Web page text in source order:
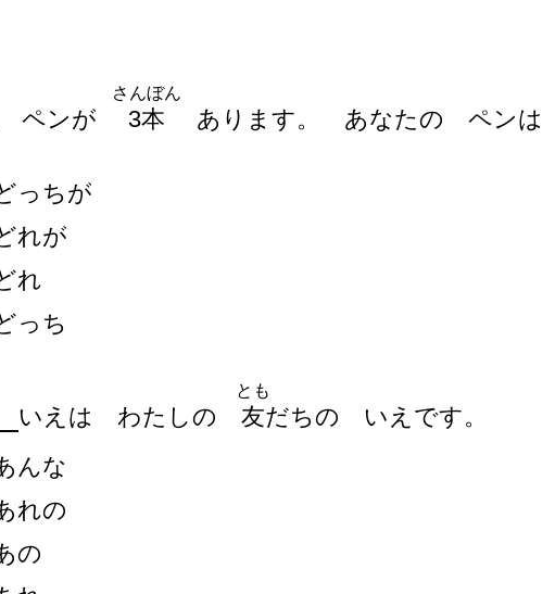
ペンが 3本
さんぼん
あります。 あなたの ペンは
っちが
れが
れ
っち
いえは わたしの 友
とも
だちの いえです。
んな
れの
の